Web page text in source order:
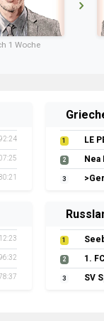
1 Woche
1 LE
2 Nea
3
1
2 1.
3 SV